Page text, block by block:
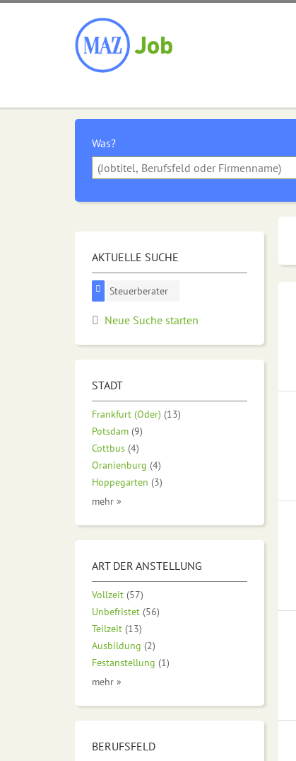
Was?
AKTUELLE SUCHE
Steuerberater
Neue Suche starten
STADT
Frankfurt (Oder) (13)
Potsdam (9)
Cottbus (4)
Oranienburg (4)
Hoppegarten (3)
mehr »
ART DER ANSTELLUNG
Vollzeit (57)
Unbefristet (56)
Teilzeit (13)
Ausbildung (2)
Festanstellung (1)
mehr »
BERUFSFELD